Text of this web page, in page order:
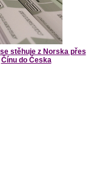
stěhuje z Norska přes
Čínu do Česka